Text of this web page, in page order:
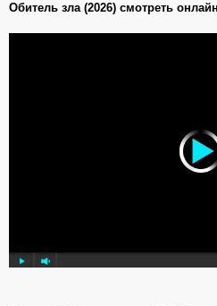
Обитель зла (2026) смотреть